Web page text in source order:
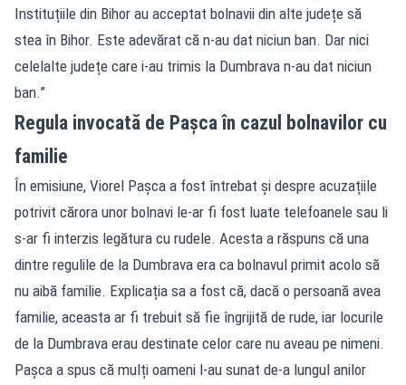
Instituțiile din Bihor au acceptat bolnavii din alte județe să
stea în Bihor. Este adevărat că n-au dat niciun ban. Dar nici
celelalte județe care i-au trimis la Dumbrava n-au dat niciun
ban.”
Regula invocată de Pașca în cazul bolnavilor cu
familie
În emisiune, Viorel Pașca a fost întrebat și despre acuzațiile
potrivit cărora unor bolnavi le-ar fi fost luate telefoanele sau li
s-ar fi interzis legătura cu rudele. Acesta a răspuns că una
dintre regulile de la Dumbrava era ca bolnavul primit acolo să
nu aibă familie. Explicația sa a fost că, dacă o persoană avea
familie, aceasta ar fi trebuit să fie îngrijită de rude, iar locurile
de la Dumbrava erau destinate celor care nu aveau pe nimeni.
Pașca a spus că mulți oameni l-au sunat de-a lungul anilor